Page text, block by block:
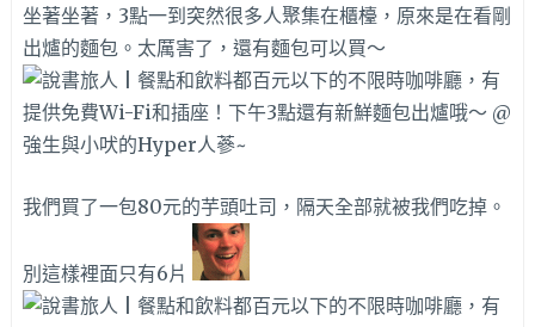
坐著坐著，3點一到突然很多人聚集在櫃檯，原來是在看剛
出爐的麵包。太厲害了，還有麵包可以買～
我們買了一包80元的芋頭吐司，隔天全部就被我們吃掉。
別這樣裡面只有6片